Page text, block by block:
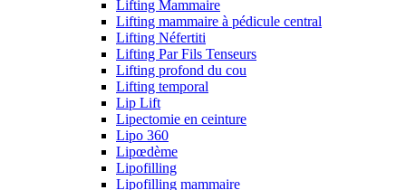
Lifting Mammaire
Lifting mammaire à pédicule central
Lifting Néfertiti
Lifting Par Fils Tenseurs
Lifting profond du cou
Lifting temporal
Lip Lift
Lipectomie en ceinture
Lipo 360
Lipœdème
Lipofilling
Lipofilling mammaire